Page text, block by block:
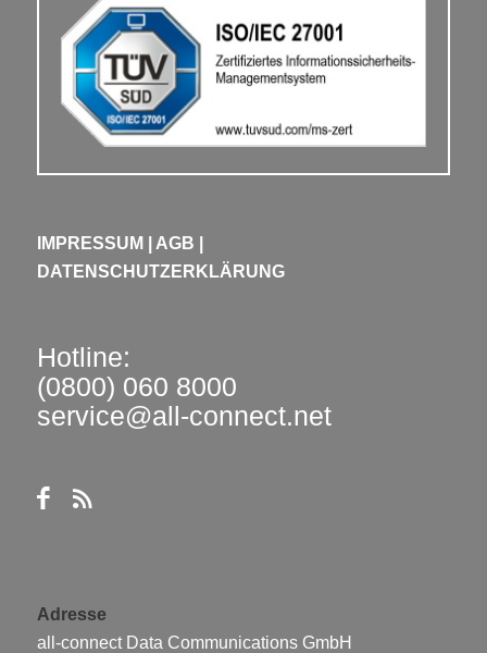
IMPRESSUM AGB
DATENSCHUTZERKLÄRUNG
Hotline:
(0800) 060 8000
service@all-connect.net
Adresse
all-connect Data Communications GmbH